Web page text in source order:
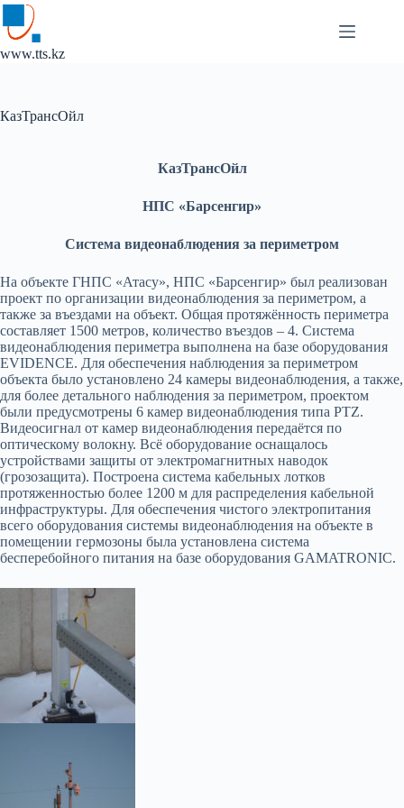
Перейти
к
сути
www.tts.kz
КазТрансОйл
КазТрансОйл
НПС «Барсенгир»
Система видеонаблюдения за периметром
На объекте ГНПС «Атасу», НПС «Барсенгир» был реализован
проект по организации видеонаблюдения за периметром, а
также за въездами на объект. Общая протяжённость периметра
составляет 1500 метров, количество въездов – 4. Система
видеонаблюдения периметра выполнена на базе оборудования
EVIDENCE. Для обеспечения наблюдения за периметром
объекта было установлено 24 камеры видеонаблюдения, а также,
для более детального наблюдения за периметром, проектом
были предусмотрены 6 камер видеонаблюдения типа PTZ.
Видеосигнал от камер видеонаблюдения передаётся по
оптическому волокну. Всё оборудование оснащалось
устройствами защиты от электромагнитных наводок
(грозозащита). Построена система кабельных лотков
протяженностью более 1200 м для распределения кабельной
инфраструктуры. Для обеспечения чистого электропитания
всего оборудования системы видеонаблюдения на объекте в
помещении гермозоны была установлена система
бесперебойного питания на базе оборудования GAMATRONIC.